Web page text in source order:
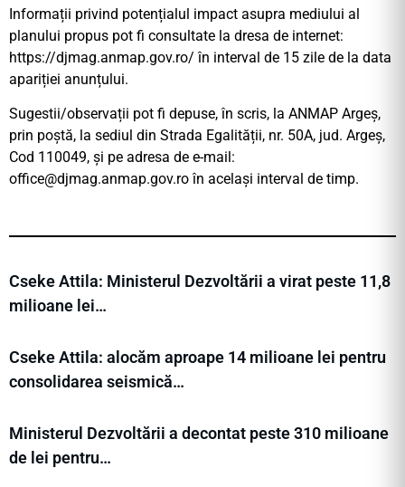
Informații privind potențialul impact asupra mediului al
planului propus pot fi consultate la dresa de internet:
https://djmag.anmap.gov.ro/ în interval de 15 zile de la data
apariției anunțului.
Sugestii/observații pot fi depuse, în scris, la ANMAP Argeș,
prin poștă, la sediul din Strada Egalității, nr. 50A, jud. Argeș,
Cod 110049, și pe adresa de e-mail:
office@djmag.anmap.gov.roîn același interval de timp.
Cseke Attila: Ministerul Dezvoltării a virat peste 11,8
milioane lei…
Cseke Attila: alocăm aproape 14 milioane lei pentru
consolidarea seismică…
Ministerul Dezvoltării a decontat peste 310 milioane
de lei pentru…